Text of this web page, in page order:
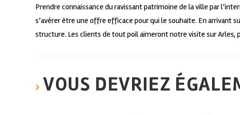
Prendre connaissance du ravissant patrimoine de la ville par
s’avérer être une offre efficace pour qui le souhaite. En arrivant
structure. Les clients de tout poil aimeront notre visite sur Arles,
VOUS DEVRIEZ